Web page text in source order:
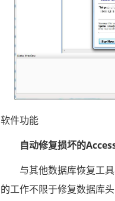
软件功能
自动修复损坏的
与其他数据库恢复工具
的工作不限于修复数据库